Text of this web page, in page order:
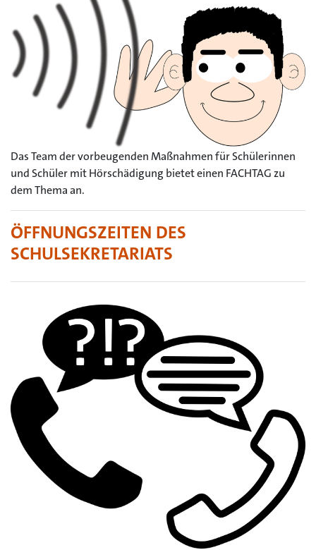
Das Team der vorbeugenden Maßnahmen für Schülerinnen
und Schüler mit Hörschädigung bietet einen FACHTAG zu
dem Thema an.
ÖFFNUNGSZEITEN DES
SCHULSEKRETARIATS